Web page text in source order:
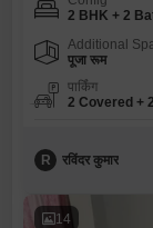
2 BHK + 2
Additional
पूजा रूम
पार्किंग
2 Covered +
R रविंदर कुमार
14